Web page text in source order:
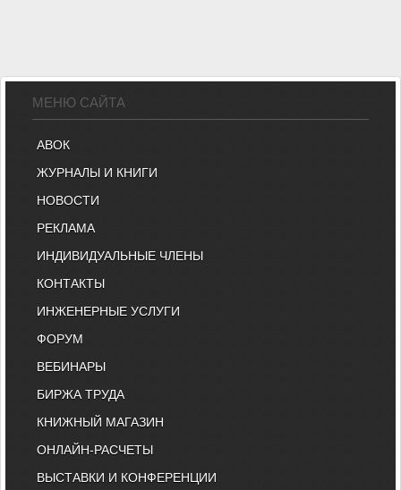
МЕНЮ САЙТА
АВОК
ЖУРНАЛЫ И КНИГИ
НОВОСТИ
РЕКЛАМА
ИНДИВИДУАЛЬНЫЕ ЧЛЕНЫ
КОНТАКТЫ
ИНЖЕНЕРНЫЕ УСЛУГИ
ФОРУМ
ВЕБИНАРЫ
БИРЖА ТРУДА
КНИЖНЫЙ МАГАЗИН
ОНЛАЙН-РАСЧЕТЫ
ВЫСТАВКИ И КОНФЕРЕНЦИИ